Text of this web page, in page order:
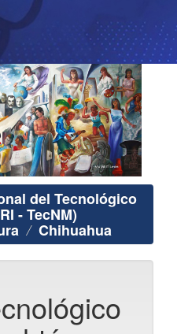
del Tecnológico
- TecNM)
Chihuahua